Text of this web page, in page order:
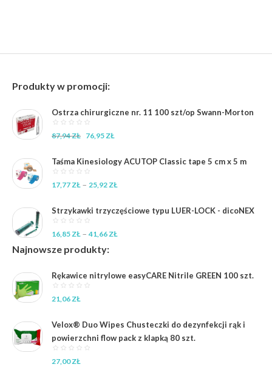
Produkty w promocji:
Ostrza chirurgiczne nr. 11 100 szt/op Swann-Morton
87,94ZŁ Pierwotna
wynosiła:
87,94 zł.
76,95ZŁAktualna
wynosi:
Taśma Kinesiology ACUTOP Classic tape 5 cm x 5 m
17,77ZŁ – 25,92ZŁZakres
od
Strzykawki trzyczęściowe typu LUER-LOCK - dicoNEX
16,85ZŁ – 41,66ZŁZakres
do
Najnowsze produkty:
Rękawice nitrylowe easyCARE Nitrile GREEN 100 szt.
21,06ZŁ
Velox® Duo Wipes Chusteczki do dezynfekcji rąk i
powierzchni flow pack z klapką 80 szt.
27,00ZŁ